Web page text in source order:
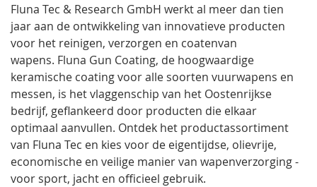
Fluna Tec & Research GmbH werkt al meer dan tien
jaar aan de ontwikkeling van innovatieve producten
voor het reinigen, verzorgen en coatenvan
wapens. Fluna Gun Coating, de hoogwaardige
keramische coating voor alle soorten vuurwapens en
messen, is het vlaggenschip van het Oostenrijkse
bedrijf, geflankeerd door producten die elkaar
optimaal aanvullen. Ontdek het productassortiment
van Fluna Tec en kies voor de eigentijdse, olievrije,
economische en veilige manier van wapenverzorging -
voor sport, jacht en officieel gebruik.